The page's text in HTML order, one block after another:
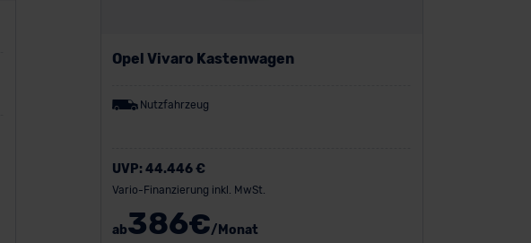
Opel Vivaro Kastenwagen
Nutzfahrzeug
UVP:44.446 €
Vario-Finanzierung inkl. MwSt.
ab386€/Monat